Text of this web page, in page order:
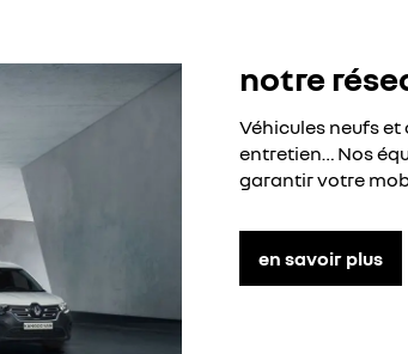
notre
Véhicules neufs
entretien… Nos
garantir votre
en savoir plus